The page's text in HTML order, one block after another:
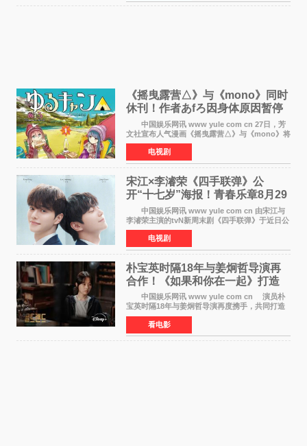
《摇曳露营△》与《mono》同时
休刊！作者あfろ因身体原因暂停
双连载
中国娱乐网讯 www yule com cn 27日，芳
文社宣布人气漫画《摇曳露营△》与《mono》将
暂停连载一段时间，原因是漫画家あfろ身体状况
不佳。 编辑部表示：一直承蒙各位对
《mono》的喜爱，
电视剧
宋江×李濬荣《四手联弹》公
开“十七岁”海报！青春乐章8月29
日奏响
中国娱乐网讯 www yule com cn 由宋江与
李濬荣主演的tvN新周末剧《四手联弹》于近日公
开十七岁版海报，以充满青春气息的画面再度点
燃观众期待。 海报中，宋江与李濬荣并肩站
在音乐教室的
电视剧
朴宝英时隔18年与姜炯哲导演再
合作！《如果和你在一起》打造
奇幻浪漫喜剧
中国娱乐网讯 www yule com cn 演员朴
宝英时隔18年与姜炯哲导演再度携手，共同打造
备受期待的浪漫喜剧新作《如果和你在一起》
（暂定名）。据OSEN报道，朴宝英将出演该片
女主角，自2008年《
看电影